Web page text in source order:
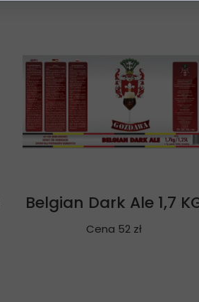
Belgian Dark Ale 1,7
Cena 52 zł